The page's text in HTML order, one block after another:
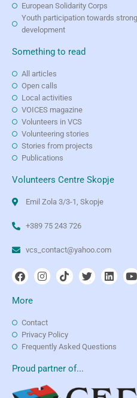
European Solidarity Corps
Youth participation towards
development
Something to read
All articles
Open calls
Local activities
VOICES magazine
Volunteers in VCS
Volunteering stories
Stories from projects
Publications
Volunteers Centre Skopje
Emil Zola 3/3-1, Skopje
+389 75 243 726
vcs_contact@yahoo.com
More
Contact
Privacy Policy
Frequently Asked Questions
Proud partner of...